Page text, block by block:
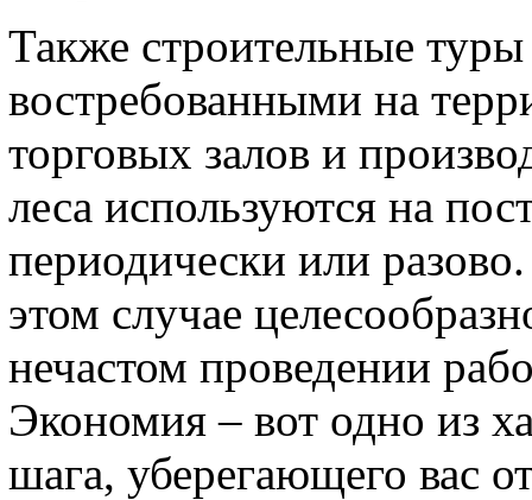
Также строительные туры
востребованными на
торговых залов и
леса используются на
периодически или
этом случае
нечастом проведении
Экономия – вот одно из
шага, уберегающего вас